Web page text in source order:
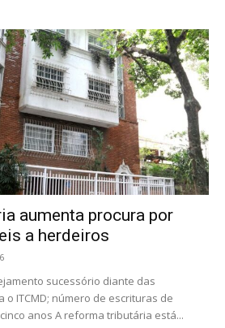
aumenta procura por
a herdeiros
sucessório diante das
ITCMD; número de escrituras de
anos A reforma tributária está...